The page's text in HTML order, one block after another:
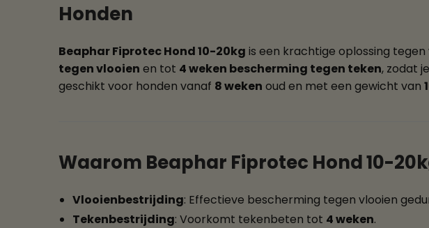
Honden
Beaphar Fiprotec Hond 10-20kg is een krachtige oplossing
tegen vlooien en tot 4 weken bescherming tegen teken, zodat
geschikt voor honden vanaf 8 weken oud en met een gewicht van
Waarom Beaphar Fiprotec Hond 10-
Vlooienbestrijding: Effectieve bescherming tegen vlooien
Tekenbestrijding: Voorkomt tekenbeten tot 4 weken.